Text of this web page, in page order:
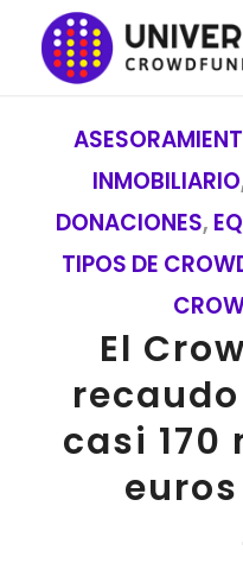
INMOBILIARIO
DONACIONES,
TIPOS DE
El
casi 170